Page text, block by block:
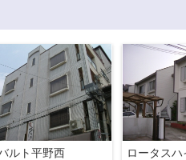
ルト平野西
ロータスハ